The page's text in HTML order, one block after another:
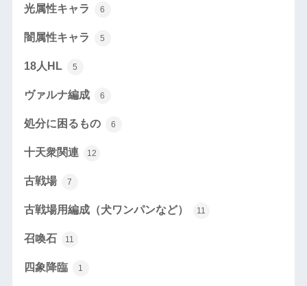
光属性キャラ 6
闇属性キャラ 5
18人HL 5
ヴァルナ編成 6
処分に困るもの 6
十天衆関連 12
古戦場 7
古戦場用編成（犬ワンパンなど） 11
召喚石 11
四象降臨 1